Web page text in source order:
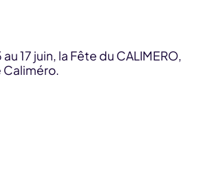
17 juin, la Fête du CALIMERO,
Caliméro.